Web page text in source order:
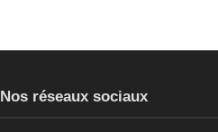
Nos réseaux sociaux